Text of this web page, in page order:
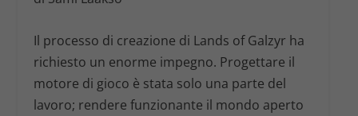
Il processo di creazione di Lands of Galzyr ha
richiesto un enorme impegno. Progettare il
motore di gioco è stata solo una parte del
lavoro; rendere funzionante il mondo aperto